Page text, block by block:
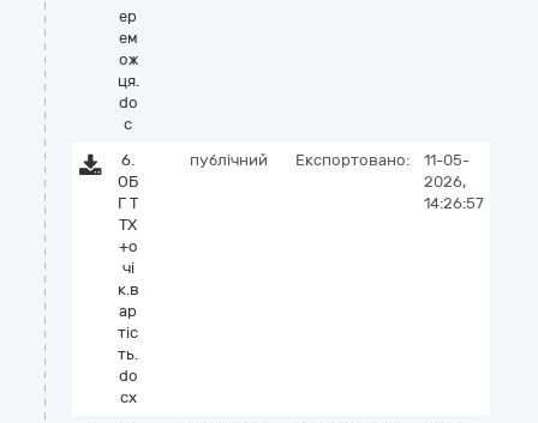
ер
ем
ож
ця.
do
c
6.
ОБ
Г Т
ТХ
+о
чі
к.в
ар
тіс
ть.
do
cx
публічний Експортовано:
11-05-
2026,
14:26:57